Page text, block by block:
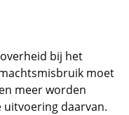
overheid bij het
moet
meer worden
daarvan.